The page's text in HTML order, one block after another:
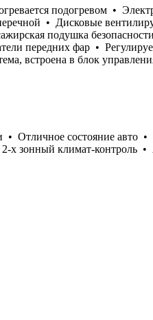
подогревом •
• Дисковые
подушка
передних фар •
встроена в блок
Отличное состояние авто
2-х зонный климат-